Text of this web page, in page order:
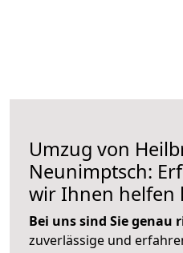
Umzug von
Neunimptsch:
wir Ihnen helfen
Bei uns sind Sie genau
zuverlässige und